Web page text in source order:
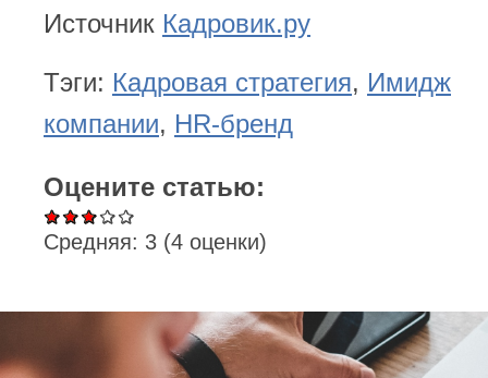
Источник Кадровик.ру
Тэги: Кадровая стратегия, Имидж
компании, HR-бренд
Оцените статью:
Средняя: 3 (4 оценки)